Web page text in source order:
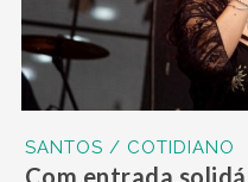
SANTOS / COTIDIANO
Com entrada